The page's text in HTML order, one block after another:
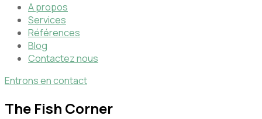
A propos
Services
Références
Blog
Contactez nous
Entrons en contact
The Fish Corner